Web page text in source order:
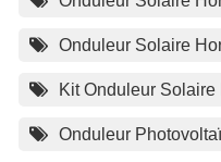
Onduleur Solaire
Kit Onduleur Solaire
Onduleur